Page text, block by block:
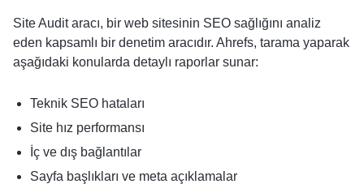
Site Audit aracı, bir web sitesinin SEO sağlığını analiz
eden kapsamlı bir denetim aracıdır. Ahrefs, tarama yaparak
aşağıdaki konularda detaylı raporlar sunar:
Teknik SEO hataları
Site hız performansı
İç ve dış bağlantılar
Sayfa başlıkları ve meta açıklamalar